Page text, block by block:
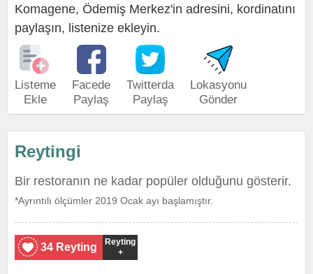
Komagene, Ödemiş Merkez'in adresini, kordinatını
paylaşın, listenize ekleyin.
Listeme
Ekle
Facede
Paylaş
Twitterda
Paylaş
Lokasyonu
Gönder
Reytingi
Bir restoranın ne kadar popüler olduğunu gösterir.
*Ayrıntılı ölçümler 2019 Ocak ayı başlamıştır.
34 Reyting
Reyting
+